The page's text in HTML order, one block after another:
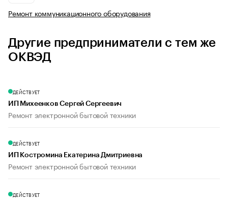
Ремонт коммуникационного оборудования
Другие предприниматели с тем же
ОКВЭД
ДЕЙСТВУЕТ
ИП Михеенков Сергей Сергеевич
Ремонт электронной бытовой техники
ДЕЙСТВУЕТ
ИП Костромина Екатерина Дмитриевна
Ремонт электронной бытовой техники
ДЕЙСТВУЕТ